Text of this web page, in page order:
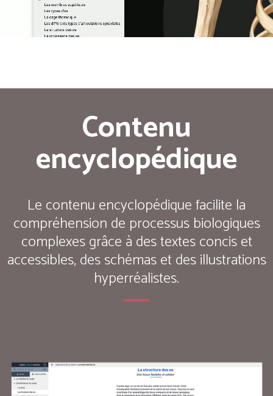
Contenu
encyclopédique
Le contenu encyclopédique facilite la
compréhension de processus biologiques
complexes grâce à des textes concis et
accessibles, des schémas et des illustrations
hyperréalistes.